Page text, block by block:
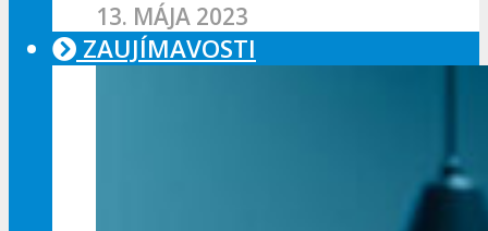
13. MÁJA 2023
ZAUJÍMAVOSTI